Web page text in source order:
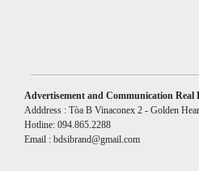
Advertisement and Communication Real
Adddress : Tòa B Vinaconex 2 - Golden
Hotline: 094.865.2288
Email : bdsibrand@gmail.com